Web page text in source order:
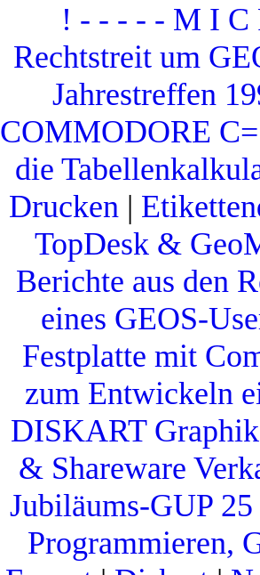
! - - - - - M I
Rechtstreit um
Jahrestreffen
COMMODORE
die
Drucken |
TopDesk &
Berichte aus den
eines GEOS-
Festplatte mit
zum Entwickeln
DISKART
& Shareware
Jubiläums-GUP 25
Programmieren,